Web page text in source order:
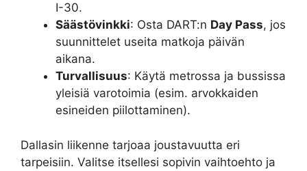
I-30.
Säästövinkki: Osta DART:n Day Pass, jos
suunnittelet useita matkoja päivän
aikana.
Turvallisuus: Käytä metrossa ja bussissa
yleisiä varotoimia (esim. arvokkaiden
esineiden piilottaminen).
Dallasin liikenne tarjoaa joustavuutta eri
tarpeisiin. Valitse itsellesi sopivin vaihtoehto ja